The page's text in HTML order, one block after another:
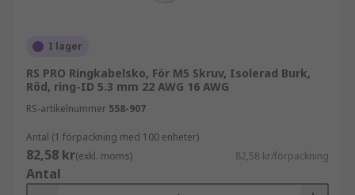
Elcentraler
Kopplingsplintar
Kablage
Typer av ringkabelskor
Krimpkabelskor finns i ett brett utbud av
ringstorlekar och ledardimensioner. CSA
I lager
RS PRO Ringkabelsko, För M5 Skruv, Isolerad Burk,
Röd, ring-ID 5.3 mm 22 AWG 16 AWG
RS-artikelnummer 558-907
Antal (1 förpackning med 100 enheter)
82,58 kr(exkl. moms) 82,58 kr/förpackning
Antal